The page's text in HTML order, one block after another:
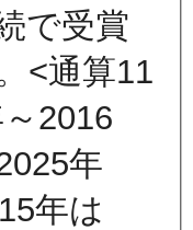
で受賞
<通算11
2016
年
年は